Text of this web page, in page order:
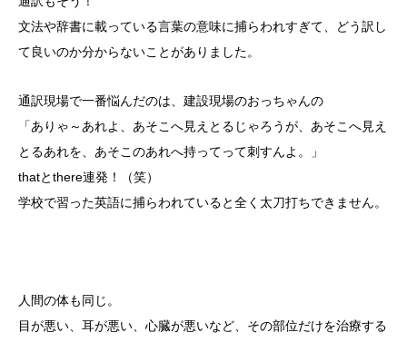
文法や辞書に載っている言葉の意味に捕らわれすぎて、どう訳し
て良いのか分からないことがありました。
通訳現場で一番悩んだのは、建設現場のおっちゃんの
「ありゃ～あれよ、あそこへ見えとるじゃろうが、あそこへ見え
とるあれを、あそこのあれへ持ってって刺すんよ。」
thatとthere連発！（笑）
学校で習った英語に捕らわれていると全く太刀打ちできません。
人間の体も同じ。
目が悪い、耳が悪い、心臓が悪いなど、その部位だけを治療する